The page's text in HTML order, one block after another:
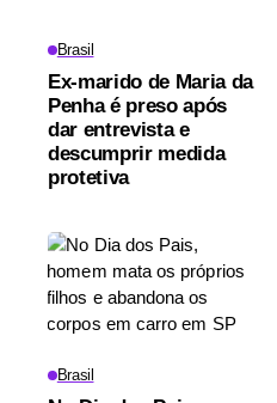
Brasil
Ex-marido de Maria da
Penha é preso após
dar entrevista e
descumprir medida
protetiva
Brasil